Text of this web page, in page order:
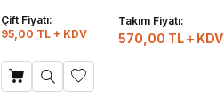
Çift Fiyatı:
95,00 TL + KDV
Takım Fiyatı:
570,00 TL KDV